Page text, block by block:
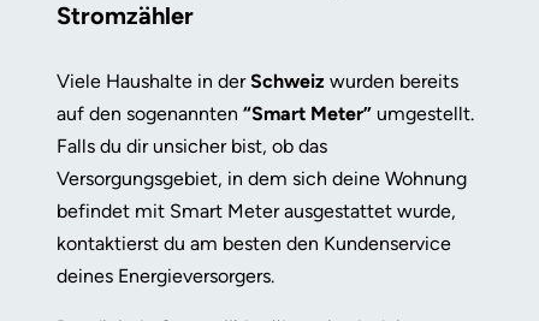
Stromzähler
Viele Haushalte in derSchweiz wurden bereits
auf den sogenannten “Smart Meter” umgestellt.
Falls du dir unsicher bist, ob das
Versorgungsgebiet, in dem sich deine Wohnung
befindet mit Smart Meter ausgestattet wurde,
kontaktierst du am besten den Kundenservice
deines Energieversorgers.